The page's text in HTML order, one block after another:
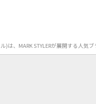
は、MARK STYLERが展開する人気ブ